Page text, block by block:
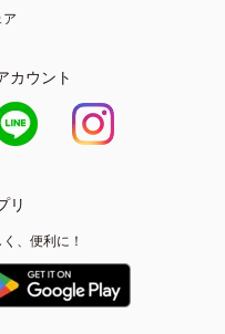
カウント
リ
、便利に！